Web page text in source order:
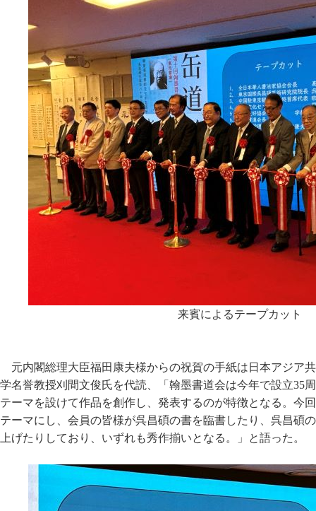
来賓によるテープカット
元内閣総理大臣福田康夫様からの祝賀の手紙は日本アジア
学名誉教授刈間文俊氏を代読、「翰墨書道会は今年で設立35
テーマを設けて作品を創作し、発表するのが特徴となる。今
テーマにし、会員の皆様が呉昌碩の書を臨書したり、呉昌碩
上げたりしており、いずれも秀作揃いとなる。」と語った。